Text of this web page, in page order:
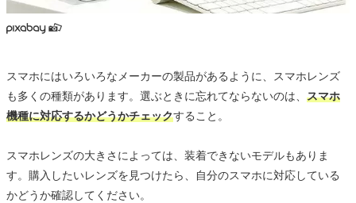
スマホにはいろいろなメーカーの製品があるように、スマホレンズ
も多くの種類があります。選ぶときに忘れてならないのは、 スマホ
機種に対応するかどうかチェックすること。
スマホレンズの大きさによっては、装着できないモデルもありま
す。購入したいレンズを見つけたら、自分のスマホに対応している
かどうか確認してください。